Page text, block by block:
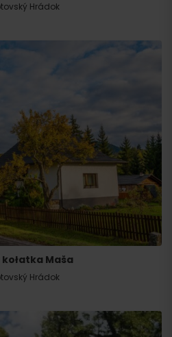
Hrádok
Maša
Hrádok